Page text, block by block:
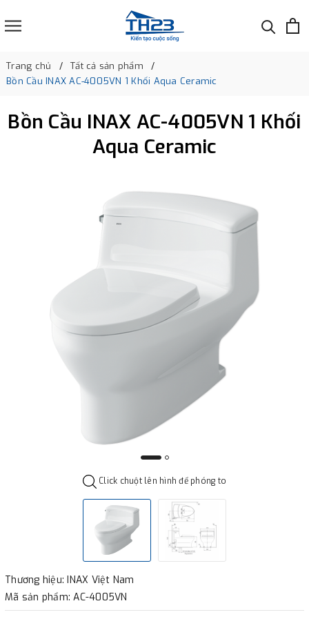
Trang chủ
Tất cả sản phẩm
Bồn Cầu INAX AC-4005VN 1 Khối Aqua Ceramic
Bồn Cầu INAX AC-4005VN 1 Khối
Aqua Ceramic
Click chuột lên hình để phóng to
Thương hiệu: INAX Việt Nam
Mã sản phẩm: AC-4005VN